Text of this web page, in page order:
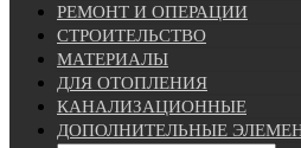
РЕМОНТ И ОПЕРАЦИИ
СТРОИТЕЛЬСТВО
МАТЕРИАЛЫ
ДЛЯ ОТОПЛЕНИЯ
КАНАЛИЗАЦИОННЫЕ
ДОПОЛНИТЕЛЬНЫЕ